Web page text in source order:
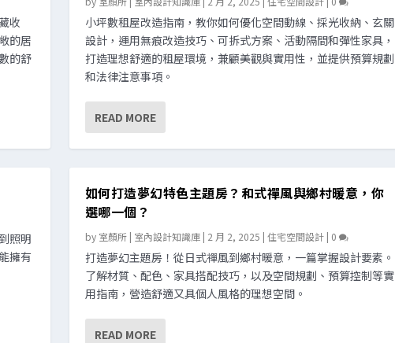
收
的居
的舒
照明
擁有
小坪數租屋改造指南，教你如何優化空間動線、採光收納、玄關
設計，運用無痕改造技巧、可拆式方案、活動隔間和彈性家具，
打造理想舒適的租屋環境，兼顧美觀與實用性，並提供預算規劃
和法律注意事項。
READ MORE
如何打造夢幻特色主題房？和式禪風與鄉村暖意，你
選哪一個？
by 室顏所 | 室內設計知識庫| 2 月 2, 2025 | 住宅空間設計| 0
打造夢幻主題房！從日式禪風到鄉村暖意，一篇掌握設計要素。
了解材質、配色、家具搭配技巧，以及空間規劃、預算控制等實
用指南，營造舒適又具個人風格的理想空間。
READ MORE